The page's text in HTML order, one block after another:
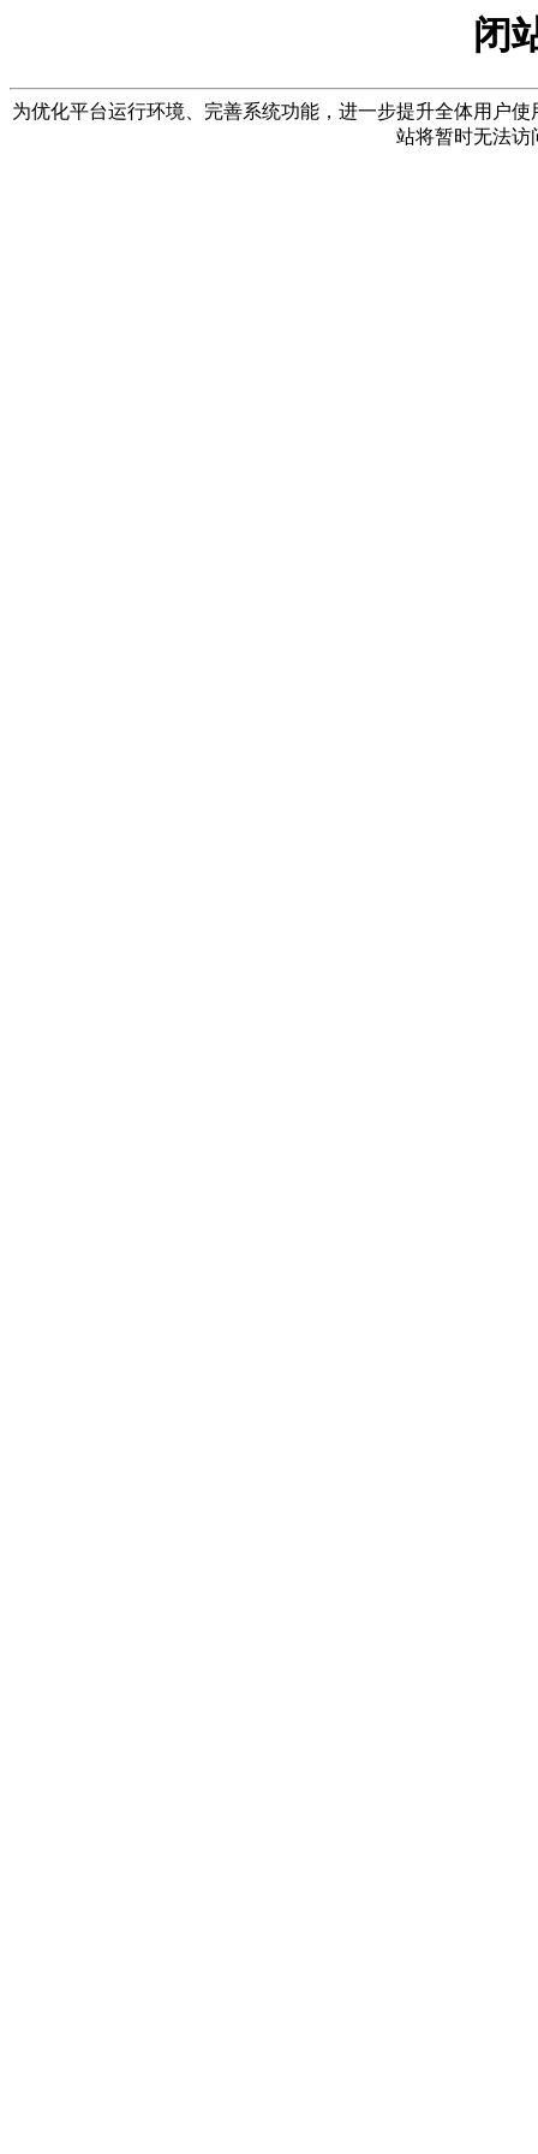
闭
为优化平台运行环境、完善系统功能，进一步提升全体用户
站将暂时无法访